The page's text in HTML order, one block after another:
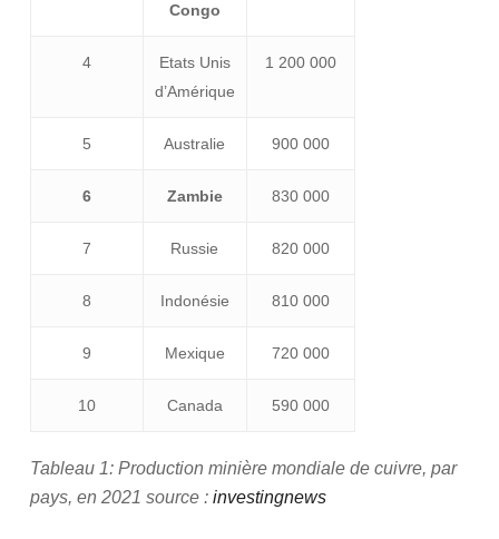
Congo
4
Etats Unis
d’Amérique
1 200 000
5 Australie 900 000
6 Zambie 830 000
7 Russie 820 000
8 Indonésie 810 000
9 Mexique 720 000
10 Canada 590 000
Tableau 1: Production minière mondiale de cuivre, par
pays, en 2021 source : investingnews